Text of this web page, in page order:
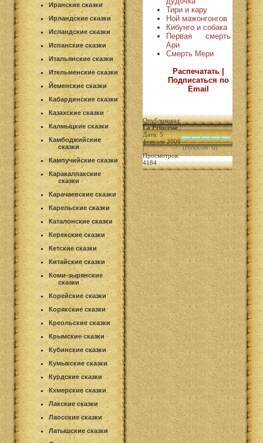
Иранские сказки
Ирландские сказки
Исландские сказки
Испанские сказки
Итальянские сказки
Ительменские сказки
Йеменские сказки
Кабардинские сказки
Казахские сказки
Калмыцкие сказки
Камбоджийские
сказки
Кампучийские сказки
Каракалпакские
сказки
Карачаевские сказки
Карельские сказки
Каталонские сказки
Керекские сказки
Кетские сказки
Китайские сказки
Коми-зырянские
сказки
Корейские сказки
Корякские сказки
Креольские сказки
Крымские сказки
Кубинские сказки
Кумыкские сказки
Курдские сказки
Кхмерские сказки
Лакские сказки
Лаосские сказки
Латышские сказки
Тири и кару
Ной мажонгонгов
Кибунго и собака
Первая смерть
Ари
Смерть Мери
Распечатать |
Подписаться по
Email
Опубликовал:
La Princesse|
Дата: 5
февраля 2009
|
Просмотров:
4184
(голосов: 0)